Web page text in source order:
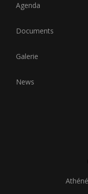
Agenda
Documents
Galerie
News